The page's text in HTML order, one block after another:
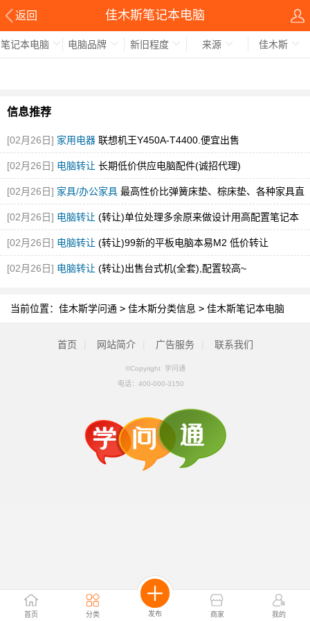
返回 佳木斯笔记本电脑
首页 分类 发布 商家 我的
笔记本电脑 电脑品牌 新旧程度 来源 佳木斯
信息推荐
[02月26日] 家用电器 联想机王Y450A-T4400.便宜出售
[02月26日] 电脑转让 长期低价供应电脑配件(诚招代理)
[02月26日] 家具/办公家具 最高性价比弹簧床垫、棕床垫、各种家具直
销[02月26日] 电脑转让 (转让)单位处理多余原来做设计用高配置笔记本
[02月26日] 电脑转让 (转让)99新的平板电脑本易M2 低价转让
[02月26日] 电脑转让 (转让)出售台式机(全套),配置较高~
当前位置： 佳木斯学问通 > 佳木斯分类信息 > 佳木斯笔记本电脑
首页 网站简介 广告服务 联系我们
©Copyright 学问通
电话： 400-000-3150